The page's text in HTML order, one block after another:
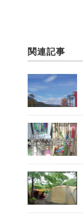
関連記事